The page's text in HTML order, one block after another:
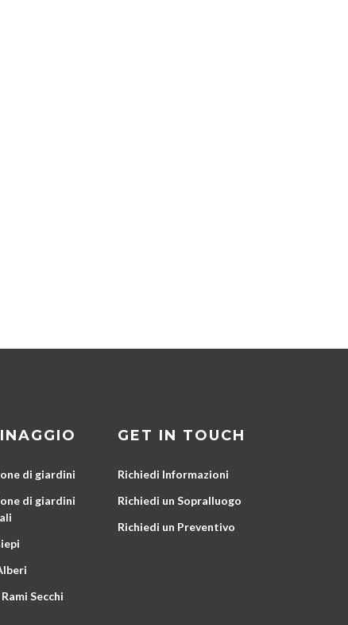
di giardini
di giardini
Secchi
GET IN TOUCH
Richiedi Informazioni
Richiedi un Sopralluogo
Richiedi un Preventivo